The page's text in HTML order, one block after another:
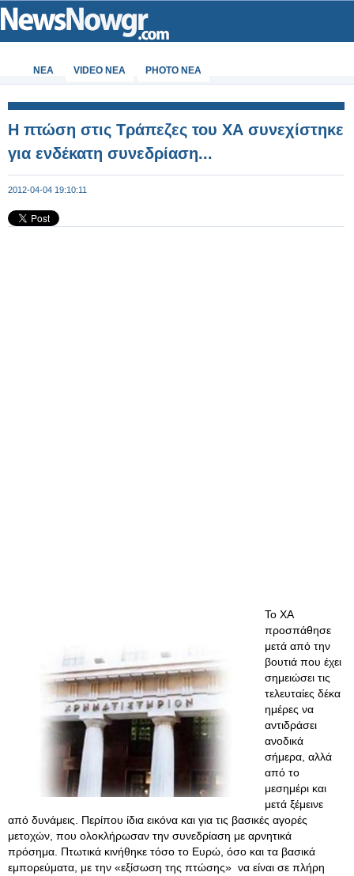
ΝΕΑ VIDEO NEA PHOTO NEA
Η πτώση στις Τράπεζες του ΧΑ συνεχίστηκε
για ενδέκατη συνεδρίαση...
2012-04-04 19:10:11
Το ΧΑ
προσπάθησε
μετά από την
βουτιά που έχει
σημειώσει τις
τελευταίες δέκα
ημέρες να
αντιδράσει
ανοδικά
σήμερα, αλλά
από το
μεσημέρι και
μετά ξέμεινε
από δυνάμεις. Περίπου ίδια εικόνα και για τις βασικές αγορές
μετοχών, που ολοκλήρωσαν την συνεδρίαση με αρνητικά
πρόσημα. Πτωτικά κινήθηκε τόσο το Ευρώ, όσο και τα βασικά
εμπορεύματα, με την «εξίσωση της πτώσης» να είναι σε πλήρη